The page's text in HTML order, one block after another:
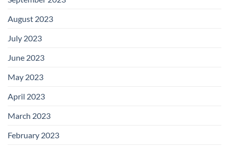
August 2023
July 2023
June 2023
May 2023
April 2023
March 2023
February 2023